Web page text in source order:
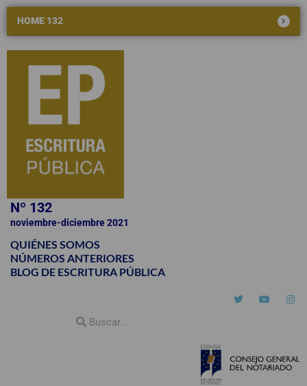
HOME 132
Nº 132
noviembre-diciembre 2021
QUIÉNES SOMOS
NÚMEROS ANTERIORES
BLOG DE ESCRITURA PÚBLICA